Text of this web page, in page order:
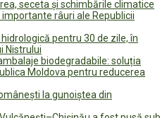
seceta și schimbările climatice
râuri ale Republicii
pentru 30 de zile, în
Nistrului
biodegradabile: soluția
Moldova pentru reducerea
la gunoiștea din